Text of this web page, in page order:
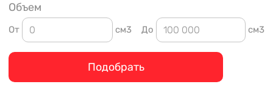
Объем
От см3 До см3
Подобрать